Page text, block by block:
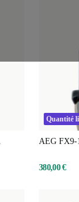
Quantité
AEG FX9-
380,00 €